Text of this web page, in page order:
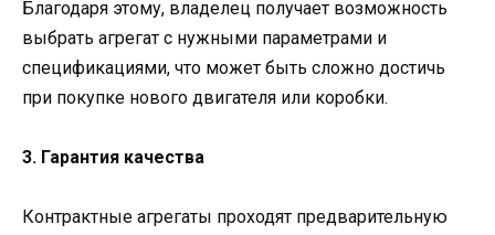
Благодаря этому, владелец получает возможность
выбрать агрегат с нужными параметрами и
спецификациями, что может быть сложно достичь
при покупке нового двигателя или коробки.
3. Гарантия качества
Контрактные агрегаты проходят предварительную